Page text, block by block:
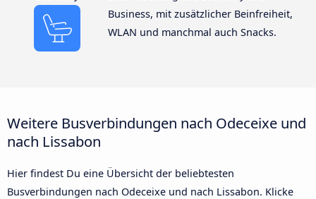
Business, mit zusätzlicher Beinfreiheit,
WLAN und manchmal auch Snacks.
Weitere Busverbindungen nach Odeceixe und
nach Lissabon
Hier findest Du eine Übersicht der beliebtesten
Busverbindungen nach Odeceixe und nach Lissabon. Klicke